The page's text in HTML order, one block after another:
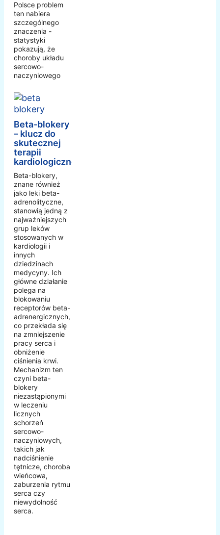
Polsce problem
ten nabiera
szczególnego
znaczenia -
statystyki
pokazują, że
choroby układu
sercowo-
naczyniowego
Beta-blokery
– klucz do
skutecznej
terapii
kardiologicznej
Beta-blokery,
znane również
jako leki beta-
adrenolityczne,
stanowią jedną z
najważniejszych
grup leków
stosowanych w
kardiologii i
innych
dziedzinach
medycyny. Ich
główne działanie
polega na
blokowaniu
receptorów beta-
adrenergicznych,
co przekłada się
na zmniejszenie
pracy serca i
obniżenie
ciśnienia krwi.
Mechanizm ten
czyni beta-
blokery
niezastąpionymi
w leczeniu
licznych
schorzeń
sercowo-
naczyniowych,
takich jak
nadciśnienie
tętnicze, choroba
wieńcowa,
zaburzenia rytmu
serca czy
niewydolność
serca.